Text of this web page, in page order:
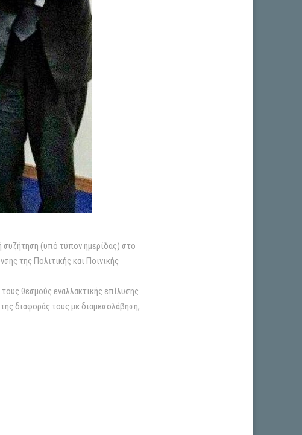
συζήτηση (υπό τύπον ημερίδας) στο
της Πολιτικής και Ποινικής
θεσμούς εναλλακτικής επίλυσης
διαφοράς τους με διαμεσολάβηση,